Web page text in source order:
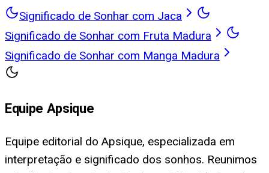
Significado de Sonhar com Jaca
Significado de Sonhar com Fruta Madura
Significado de Sonhar com Manga Madura
Equipe Apsique
Equipe editorial do Apsique, especializada em
interpretação e significado dos sonhos. Reunimos